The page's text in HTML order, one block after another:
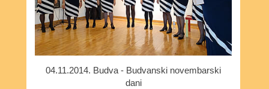
04.11.2014. Budva - Budvanski novembarski
dani